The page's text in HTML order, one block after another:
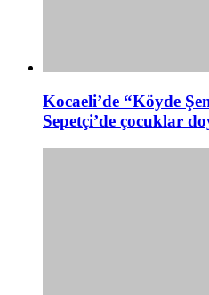
Kocaeli’de “Köyde
Sepetçi’de çocuklar